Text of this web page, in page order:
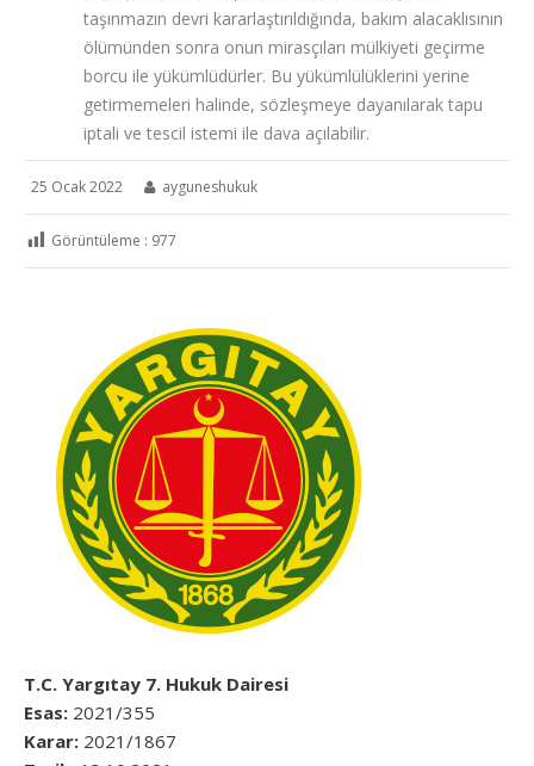
taşınmazın devri kararlaştırıldığında, bakım alacaklısının
ölümünden sonra onun mirasçıları mülkiyeti geçirme
borcu ile yükümlüdürler. Bu yükümlülüklerini yerine
getirmemeleri halinde, sözleşmeye dayanılarak tapu
iptali ve tescil istemi ile dava açılabilir.
25 Ocak 2022 ayguneshukuk
Görüntüleme : 977
T.C. Yargıtay 7. Hukuk Dairesi
Esas: 2021/355
Karar: 2021/1867